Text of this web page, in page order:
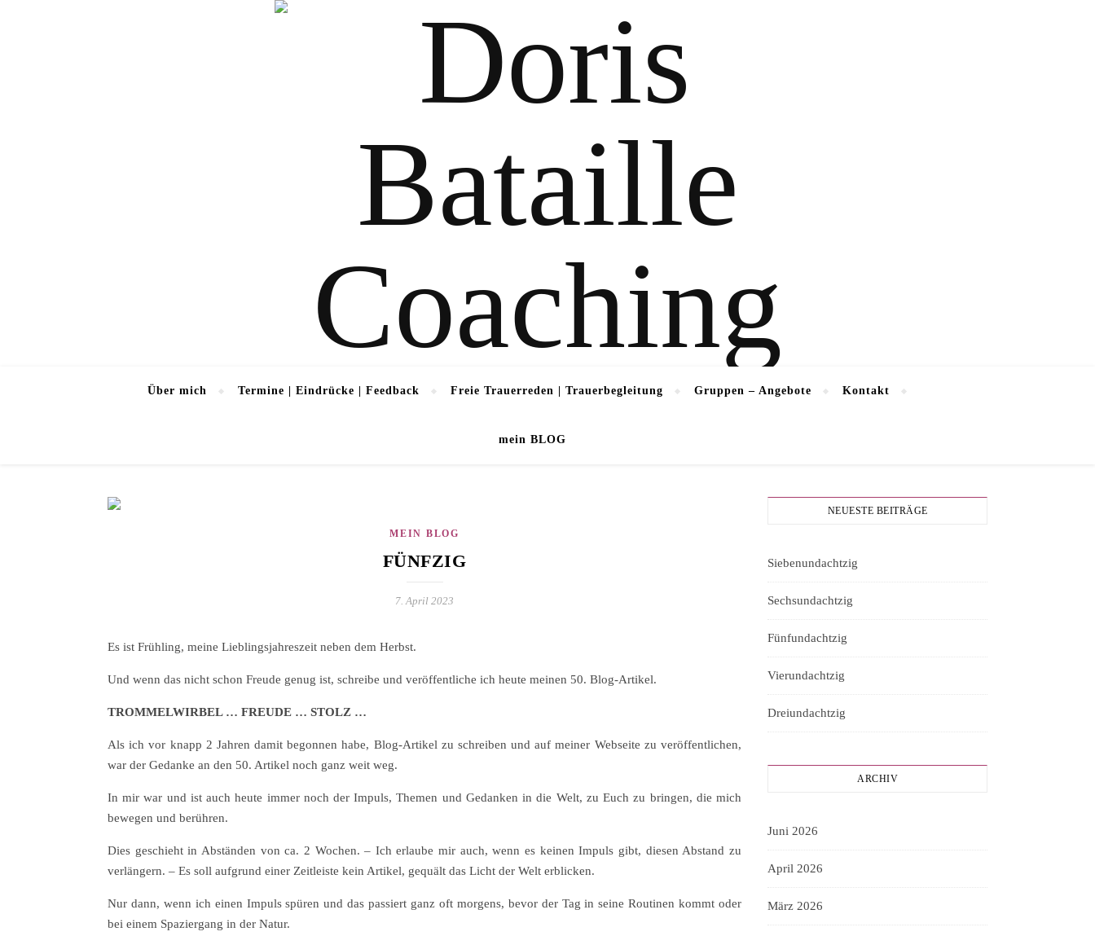
Doris Bataille – Life Coaching | Jülich
Über mich Termine | Eindrücke | Feedback Freie Trauerreden | Trauerbegleitung Gruppen – Angebote Kontakt
mein BLOG
MEIN BLOG
FÜNFZIG
7. April 2023
Es ist Frühling, meine Lieblingsjahreszeit neben dem Herbst.
Und wenn das nicht schon Freude genug ist, schreibe und veröffentliche ich heute meinen 50. Blog-Artikel.
TROMMELWIRBEL … FREUDE … STOLZ …
Als ich vor knapp 2 Jahren damit begonnen habe, Blog-Artikel zu schreiben und auf meiner Webseite zu veröffentlichen,
war der Gedanke an den 50. Artikel noch ganz weit weg.
In mir war und ist auch heute immer noch der Impuls, Themen und Gedanken in die Welt, zu Euch zu bringen, die mich
bewegen und berühren.
Dies geschieht in Abständen von ca. 2 Wochen. – Ich erlaube mir auch, wenn es keinen Impuls gibt, diesen Abstand zu
verlängern. – Es soll aufgrund einer Zeitleiste kein Artikel, gequält das Licht der Welt erblicken.
Nur dann, wenn ich einen Impuls spüren und das passiert ganz oft morgens, bevor der Tag in seine Routinen kommt oder
bei einem Spaziergang in der Natur.
NEUESTE BEITRÄGE
Siebenundachtzig
Sechsundachtzig
Fünfundachtzig
Vierundachtzig
Dreiundachtzig
ARCHIV
Juni 2026
April 2026
März 2026